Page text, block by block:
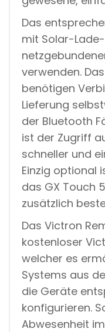
Das
mit Solar-
verwenden.
benötigen
Lieferung
der Bluetooth
ist der Zugriff
schneller und
Einzig optional
das GX Touch
zusätzlich
Das Victron
kostenloser
welcher es
Systems aus
die Geräte
konfigurieren.
Abwesenheit